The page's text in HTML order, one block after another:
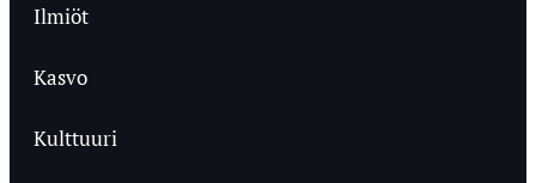
Ilmiöt
Kasvo
Kulttuuri